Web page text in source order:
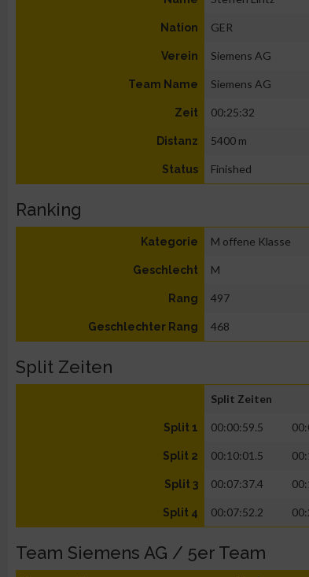
Nation GER
Verein Siemens AG
Team Name Siemens AG
Zeit 00:25:32
Distanz 5400 m
Status Finished
Ranking
Kategorie M offene Klasse
Geschlecht M
Rang 497
Geschlechter Rang 468
Split Zeiten
Split Zeiten
Split 1 00:00:59.5
Split 2 00:10:01.5
Split 3 00:07:37.4
Split 4 00:07:52.2
Team Siemens AG / 5er Team